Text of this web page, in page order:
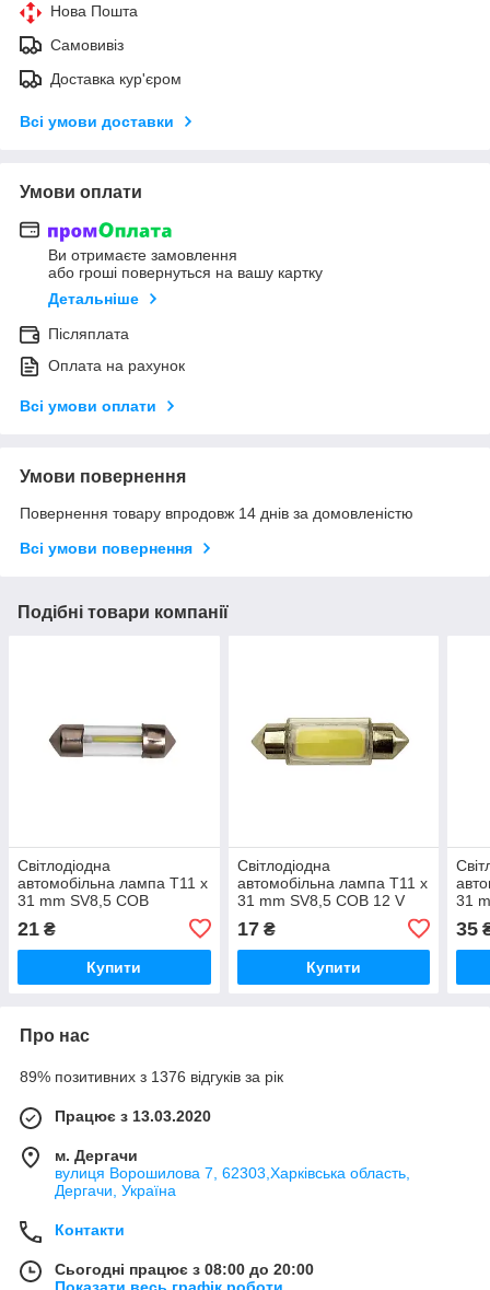
Нова Пошта
Самовивіз
Доставка кур'єром
Всі умови доставки
Умови оплати
Ви отримаєте замовлення
або гроші повернуться на вашу картку
Детальніше
Післяплата
Оплата на рахунок
Всі умови оплати
Умови повернення
Повернення товару впродовж 14 днів за домовленістю
Всі умови повернення
Подібні товари компанії
Світлодіодна
автомобільна лампа T11 x
31 mm SV8,5 COB
Filament 1chip DS-TM 12 V
WHITE в прозорому
корпусі
21 ₴
Купити
Світлодіодна
автомобільна лампа T11 x
31 mm SV8,5 COB 12 V
прозорому корпусі
17₴
Купити
31
35
Про нас
89% позитивних з 1376 відгуків за рік
Працює з 13.03.2020
м. Дергачи
вулиця Ворошилова 7, 62303,Харківська область,
Дергачи, Україна
Контакти
Сьогодні працює з 08:00 до 20:00